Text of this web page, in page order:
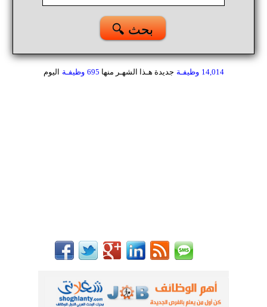
🔍 بحث
14,014 وظيفـة جديدة هـذا الشهـر منها 695 وظيفـة اليوم